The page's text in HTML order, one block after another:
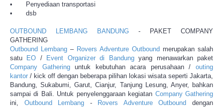
•
Penyediaan transportasi
•
dsb
OUTBOUND LEMBANG BANDUNG - PAKET COMPANY
GATHERING
Outbound Lembang – Rovers Adventure Outbound merupakan salah
satu
EO / Event Organizer di Bandungyang menawarkan paket
Company Gatheringuntuk kebutuhan acara perusahaan /outing
kantor / kick off dengan beberapa pilihan lokasi wisata seperti Jakarta,
Bandung, Sukabumi, Garut, Cianjur, Tanjung Lesung, Anyer, bahkan
sampai di Bali. Untuk penyelenggaraan kegiatan Company Gathering
ini, Outbound Lembang - Rovers Adventure Outbound dengan